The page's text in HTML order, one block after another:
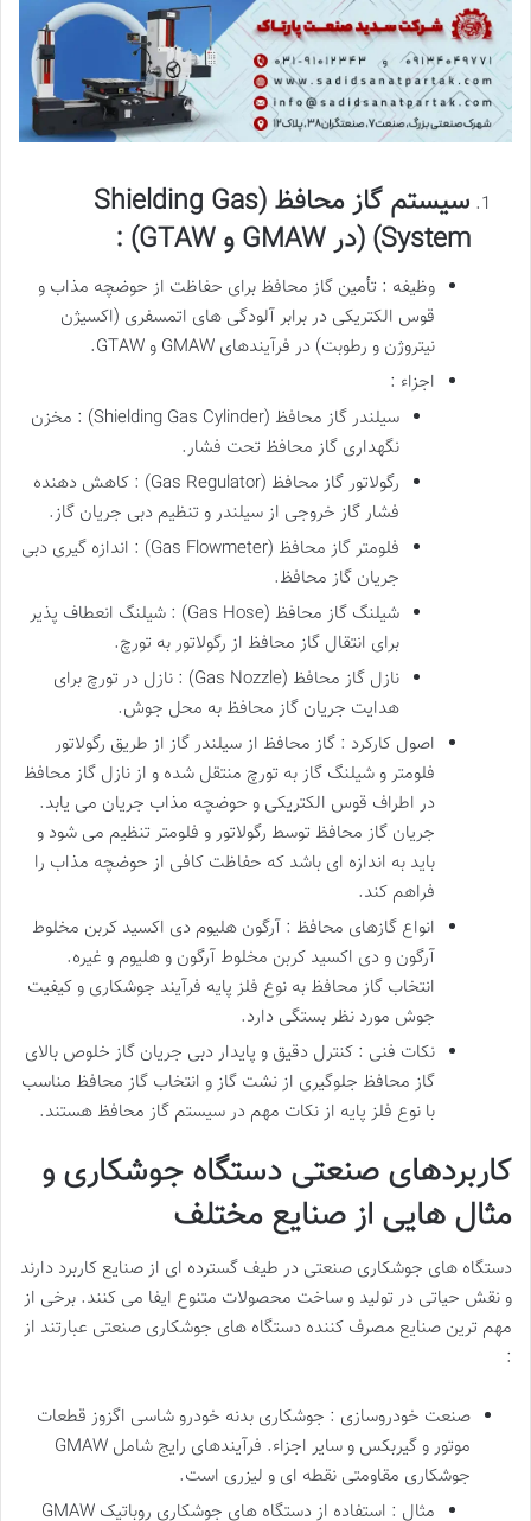
سیستم گاز محافظ (Shielding Gas
System) (در GMAW و GTAW) :
وظیفه : تأمین گاز محافظ برای حفاظت از حوضچه مذاب و
قوس الکتریکی در برابر آلودگی های اتمسفری (اکسیژن
نیتروژن و رطوبت) در فرآیندهای GMAW و GTAW.
اجزاء :
سیلندر گاز محافظ (Shielding Gas Cylinder) : مخزن
نگهداری گاز محافظ تحت فشار.
رگولاتور گاز محافظ (Gas Regulator) : کاهش دهنده
فشار گاز خروجی از سیلندر و تنظیم دبی جریان گاز.
فلومتر گاز محافظ (Gas Flowmeter) : اندازه گیری دبی
جریان گاز محافظ.
شیلنگ گاز محافظ (Gas Hose) : شیلنگ انعطاف پذیر
برای انتقال گاز محافظ از رگولاتور به تورچ.
نازل گاز محافظ (Gas Nozzle) : نازل در تورچ برای
هدایت جریان گاز محافظ به محل جوش.
اصول کارکرد : گاز محافظ از سیلندر گاز از طریق رگولاتور
فلومتر و شیلنگ گاز به تورچ منتقل شده و از نازل گاز محافظ
در اطراف قوس الکتریکی و حوضچه مذاب جریان می یابد.
جریان گاز محافظ توسط رگولاتور و فلومتر تنظیم می شود و
باید به اندازه ای باشد که حفاظت کافی از حوضچه مذاب را
فراهم کند.
انواع گازهای محافظ : آرگون هلیوم دی اکسید کربن مخلوط
آرگون و دی اکسید کربن مخلوط آرگون و هلیوم و غیره.
انتخاب گاز محافظ به نوع فلز پایه فرآیند جوشکاری و کیفیت
جوش مورد نظر بستگی دارد.
نکات فنی : کنترل دقیق و پایدار دبی جریان گاز خلوص بالای
گاز محافظ جلوگیری از نشت گاز و انتخاب گاز محافظ مناسب
با نوع فلز پایه از نکات مهم در سیستم گاز محافظ هستند.
کاربردهای صنعتی دستگاه جوشکاری و
مثال هایی از صنایع مختلف
دستگاه های جوشکاری صنعتی در طیف گسترده ای از صنایع کاربرد دارند
و نقش حیاتی در تولید و ساخت محصولات متنوع ایفا می کنند. برخی از
مهم ترین صنایع مصرف کننده دستگاه های جوشکاری صنعتی عبارتند از
:
صنعت خودروسازی : جوشکاری بدنه خودرو شاسی اگزوز قطعات
موتور و گیربکس و سایر اجزاء. فرآیندهای رایج شامل GMAW
جوشکاری مقاومتی نقطه ای و لیزری است.
مثال : استفاده از دستگاه های جوشکاری روباتیک GMAW